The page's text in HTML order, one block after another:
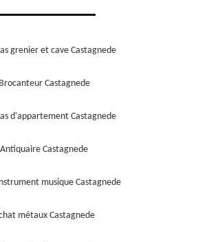
grenier et cave Castagnede
Brocanteur Castagnede
d'appartement Castagnede
Antiquaire Castagnede
musique Castagnede
métaux Castagnede